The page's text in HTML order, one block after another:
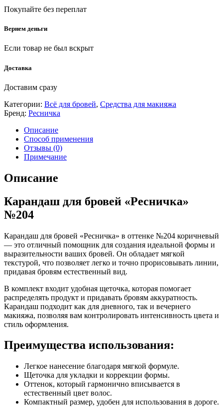
Покупайте без переплат
Вернем деньги
Если товар не был вскрыт
Доставка
Доставим сразу
Категории: Всё для бровей, Средства для макияжа
Бренд: Ресничка
Описание
Способ применения
Отзывы (0)
Примечание
Описание
Карандаш для бровей «Ресничка»
№204
Карандаш для бровей «Ресничка» в оттенке №204 коричневый
— это отличный помощник для создания идеальной формы и
выразительности ваших бровей. Он обладает мягкой
текстурой, что позволяет легко и точно прорисовывать линии,
придавая бровям естественный вид.
В комплект входит удобная щеточка, которая помогает
распределять продукт и придавать бровям аккуратность.
Карандаш подходит как для дневного, так и вечернего
макияжа, позволяя вам контролировать интенсивность цвета и
стиль оформления.
Преимущества использования:
Легкое нанесение благодаря мягкой формуле.
Щеточка для укладки и коррекции формы.
Оттенок, который гармонично вписывается в
естественный цвет волос.
Компактный размер, удобен для использования в дороге.